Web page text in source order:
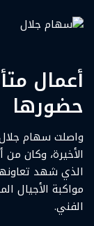
سهام جلال
أعمال
حضورها
واصلت سهام
الأخيرة، وكان
الذي شهد
مواكبة الأجيال
الفني.